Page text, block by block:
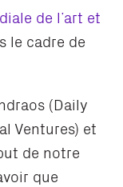
de l’art et
le cadre de
(Daily
Ventures) et
de notre
que